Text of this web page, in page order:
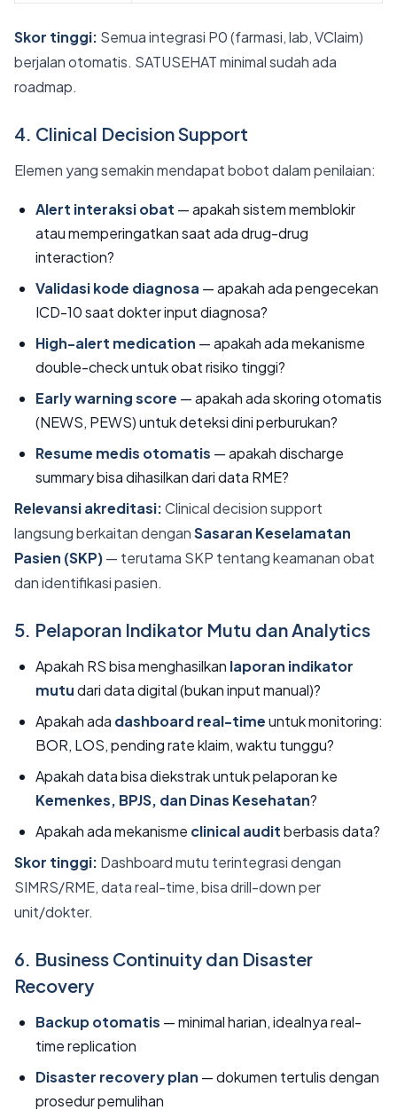
Skor tinggi: Semua integrasi P0 (farmasi, lab, VClaim)
berjalan otomatis. SATUSEHAT minimal sudah ada
roadmap.
4. Clinical Decision Support
Elemen yang semakin mendapat bobot dalam penilaian:
Alert interaksi obat — apakah sistem memblokir
atau memperingatkan saat ada drug-drug
interaction?
Validasi kode diagnosa — apakah ada pengecekan
ICD-10 saat dokter input diagnosa?
High-alert medication — apakah ada mekanisme
double-check untuk obat risiko tinggi?
Early warning score — apakah ada skoring otomatis
(NEWS, PEWS) untuk deteksi dini perburukan?
Resume medis otomatis — apakah discharge
summary bisa dihasilkan dari data RME?
Relevansi akreditasi:Clinical decision support
langsung berkaitan denganSasaran Keselamatan
Pasien (SKP)— terutama SKP tentang keamanan obat
dan identifikasi pasien.
5. Pelaporan Indikator Mutu dan Analytics
Apakah RS bisa menghasilkan laporan indikator
mutudari data digital (bukan input manual)?
Apakah ada dashboard real-timeuntuk monitoring:
BOR, LOS, pending rate klaim, waktu tunggu?
Apakah data bisa diekstrak untuk pelaporan ke
Kemenkes, BPJS, dan Dinas Kesehatan?
Apakah ada mekanisme clinical auditberbasis data?
Skor tinggi: Dashboard mutu terintegrasi dengan
SIMRS/RME, data real-time, bisa drill-down per
unit/dokter.
6. Business Continuity dan Disaster
Recovery
Backup otomatis — minimal harian, idealnya real-
time replication
Disaster recovery plan — dokumen tertulis dengan
prosedur pemulihan